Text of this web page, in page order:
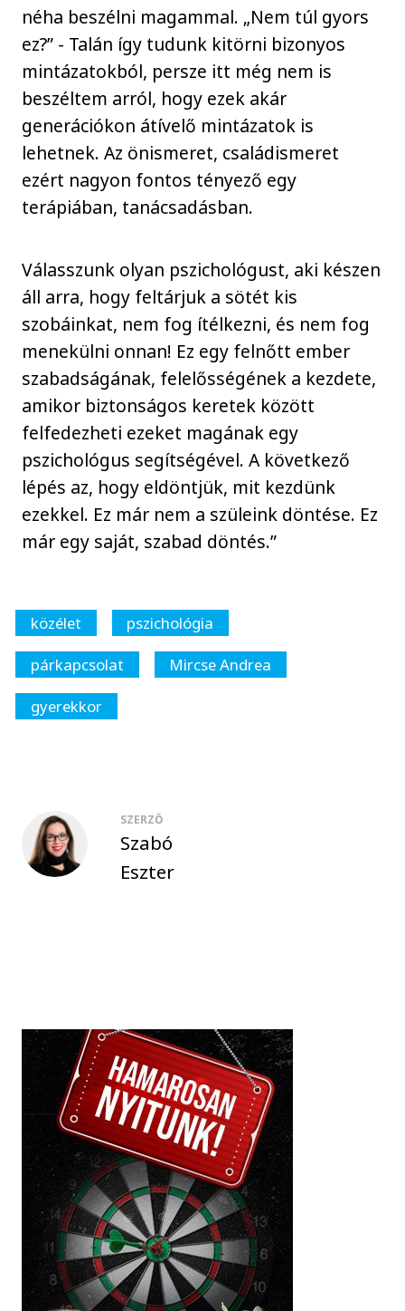
néha beszélni magammal. „Nem túl gyors
ez?” - Talán így tudunk kitörni bizonyos
mintázatokból, persze itt még nem is
beszéltem arról, hogy ezek akár
generációkon átívelő mintázatok is
lehetnek. Az önismeret, családismeret
ezért nagyon fontos tényező egy
terápiában, tanácsadásban.
Válasszunk olyan pszichológust, aki készen
áll arra, hogy feltárjuk a sötét kis
szobáinkat, nem fog ítélkezni, és nem fog
menekülni onnan! Ez egy felnőtt ember
szabadságának, felelősségének a kezdete,
amikor biztonságos keretek között
felfedezheti ezeket magának egy
pszichológus segítségével. A következő
lépés az, hogy eldöntjük, mit kezdünk
ezekkel. Ez már nem a szüleink döntése. Ez
már egy saját, szabad döntés.”
közélet
pszichológia
párkapcsolat
Mircse Andrea
gyerekkor
SZERZŐ
Szabó
Eszter